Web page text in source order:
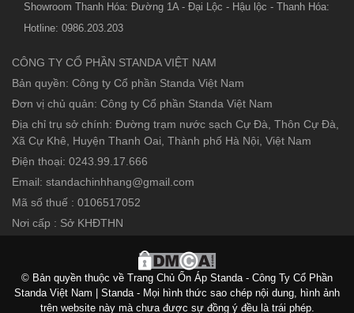
Showroom Thanh Hóa: Đường 1A - Đại Lộc - Hậu lộc - Thanh Hóa:
Hotline: 0986.203.203
CÔNG TY CỔ PHẦN STANDA VIỆT NAM
Bản quyền: Công ty Cổ phần Standa Việt Nam
Đơn vị chủ quản: Công ty Cổ phần Standa Việt Nam
Địa chỉ trụ sở chính: Đường trạm nước sạch Cự Đà, Thôn Cự Đà,
Xã Cự Khê, Huyện Thanh Oai, Thành phố Hà Nội, Việt Nam
Điện thoại: 0243.99.17.666
Email: standachinhhang@gmail.com
Mã số thuế : 0106517052
Nơi cấp : Sở KHĐTHN
© Bản quyền thuộc về Trang Chủ Ổn Áp Standa - Công Ty Cổ Phần
Standa Việt Nam | Standa - Mọi hình thức sao chép nội dung, hình ảnh
trên website này mà chưa được sự đồng ý đều là trái phép.